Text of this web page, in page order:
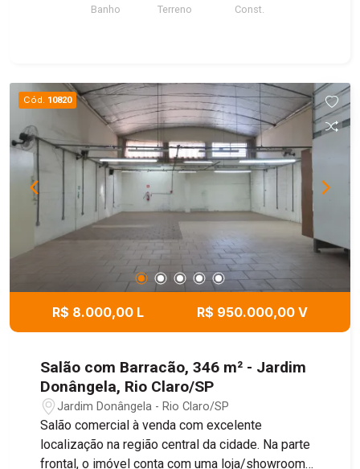
Banho Terreno Const.
Cód. 10820
R$ 8.000,00 L R$ 950.000,00 V
Salão com Barracão, 346 m² - Jardim
Donângela, Rio Claro/SP
Jardim Donângela - Rio Claro/SP
Salão comercial à venda com excelente
localização na região central da cidade. Na parte
frontal, o imóvel conta com uma loja/showroom